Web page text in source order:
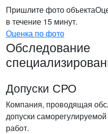
Пришлите фото объекта
в течение 15 минут.
Оценка по фото
Обследование
Допуски СРО
Компания, проводящая
допуски
работ.